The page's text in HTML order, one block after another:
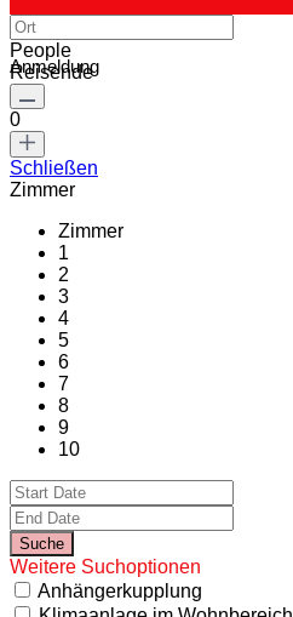
Anmeldung
People
Reisende
0
Schließen
Zimmer
Zimmer
1
2
3
4
5
6
7
8
9
10
Weitere Suchoptionen
Anhängerkupplung